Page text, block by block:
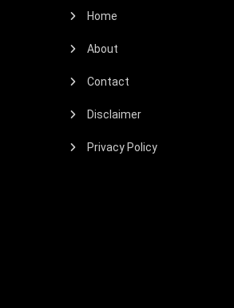
Home
About
Contact
Disclaimer
Privacy Policy